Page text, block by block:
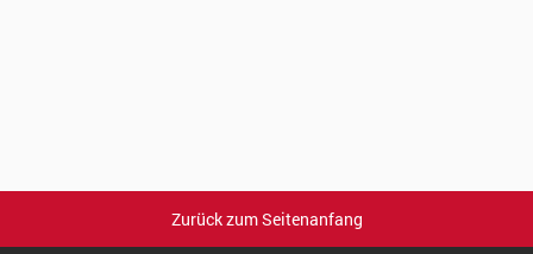
Zurück zum Seitenanfang